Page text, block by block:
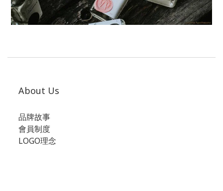
About Us
品牌故事
會員制度
LOGO理念